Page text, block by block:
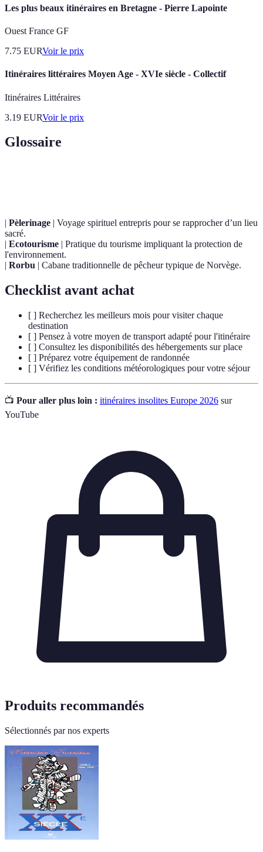
Les plus beaux itinéraires en Bretagne - Pierre Lapointe
Ouest France GF
7.75 EURVoir le prix
Itinéraires littéraires Moyen Age - XVIe siècle - Collectif
Itinéraires Littéraires
3.19 EURVoir le prix
Glossaire
Pèlerinage | Voyage spirituel entrepris pour se rapprocher d’un lieu
sacré.
Ecotourisme | Pratique du tourisme impliquant la protection de
l'environnement.
Rorbu | Cabane traditionnelle de pêcheur typique de Norvège.
Checklist avant achat
[ ] Recherchez les meilleurs mois pour visiter chaque
destination
[ ] Pensez à votre moyen de transport adapté pour l'itinéraire
[ ] Consultez les disponibilités des hébergements sur place
[ ] Préparez votre équipement de randonnée
[ ] Vérifiez les conditions météorologiques pour votre séjour
📺 Pour aller plus loin : itinéraires insolites Europe 2026 sur
YouTube
Produits recommandés
Sélectionnés par nos experts